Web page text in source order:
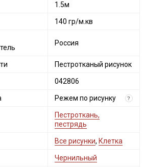
1.5м
140 гр/м.кв
Россия
Пестротканый рисунок
042806
Режем по рисунку ?
Пестроткань,
пестрядь
Все рисунки, Клетка
Чернильный